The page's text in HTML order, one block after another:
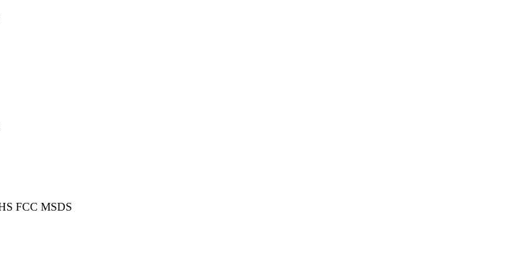
FCC MSDS